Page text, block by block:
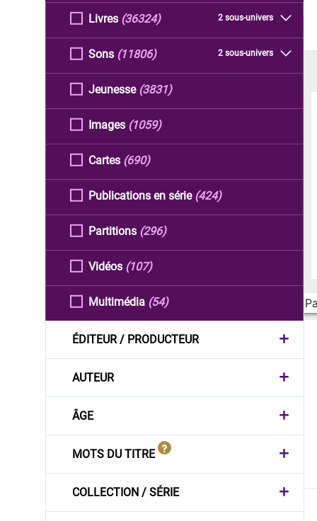
Livres 2 sous-univers
(36324)
Sons 2 sous-univers
(11806)
Jeunesse (3831)
Images (1059)
Cartes (690)
Publications en série (424)
Partitions (296)
Vidéos (107)
Multimédia (54)
ÉDITEUR / PRODUCTEUR
AUTEUR
ÂGE
MOTS DU TITRE
COLLECTION / SÉRIE